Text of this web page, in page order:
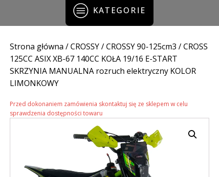
KATEGORIE
Strona główna /CROSSY/CROSSY 90-125cm3 / CROSS
125CC ASIX XB-67 140CC KOŁA 19/16 E-START
SKRZYNIA MANUALNA rozruch elektryczny KOLOR
LIMONKOWY
Przed dokonaniem zamówienia skontaktuj się ze sklepem w celu
sprawdzenia dostępności towaru